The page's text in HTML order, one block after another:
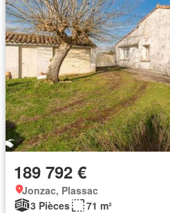
189 792 €
Jonzac, Plassac
3 Pièces
71 m²